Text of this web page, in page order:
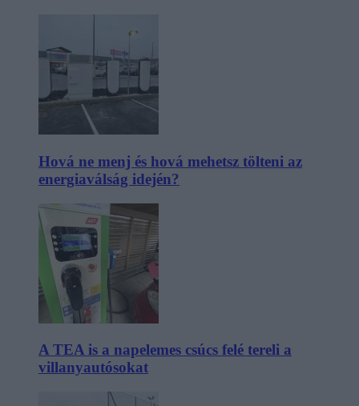
Hová ne menj és hová mehetsz tölteni az
energiaválság idején?
A TEA is a napelemes csúcs felé tereli a
villanyautósokat